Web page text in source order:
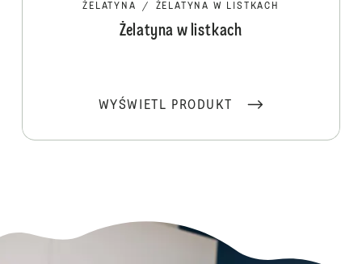
ŻELATYNA / ŻELATYNA W LISTKACH
Żelatyna w listkach
WYŚWIETL PRODUKT